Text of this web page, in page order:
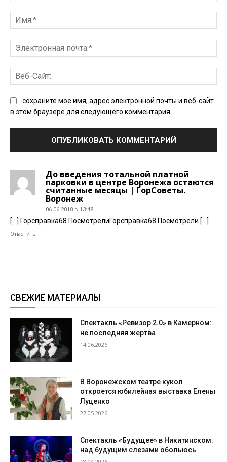
До введения тотальной платной
парковки в центре Воронежа остаются
считанные месяцы | ГорСоветы.
Воронеж
06.06.2018 в 13:48
[…] Горсправка68 ПосмотрелиГорсправка68 Посмотрели […]
Ответить
сохраните мое имя, адрес электронной почты и веб-сайт
в этом браузере для следующего комментария.
СВЕЖИЕ МАТЕРИАЛЫ
Спектакль «Ревизор 2.0» в Камерном:
не последняя жертва
14.06.2026
В Воронежском театре кукол
откроется юбилейная выставка Елены
Луценко
27.05.2026
Спектакль «Будущее» в Никитинском:
над будущим слезами обольюсь